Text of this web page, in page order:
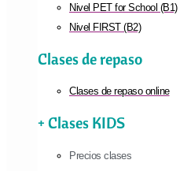
Nivel PET for School (B1)
Nivel FIRST (B2)
Clases de repaso
Clases de repaso online
+ Clases KIDS
Precios clases